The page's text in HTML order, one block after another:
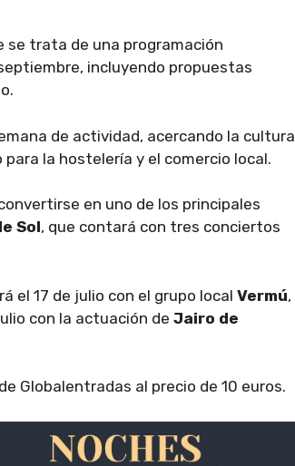
se trata de una programación
incluyendo propuestas
de actividad, acercando la cultura
la hostelería y el comercio local.
en uno de los principales
Sol, que contará con tres conciertos
el 17 de julio con el grupo local Vermú,
con la actuación de Jairo de
Globalentradas al precio de 10 euros.